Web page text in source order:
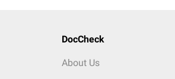
DocCheck
About Us